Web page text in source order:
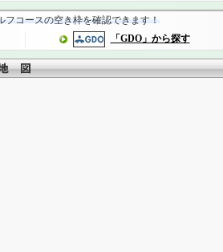
フコースの空き枠を確認できます！
「GDO」から探す